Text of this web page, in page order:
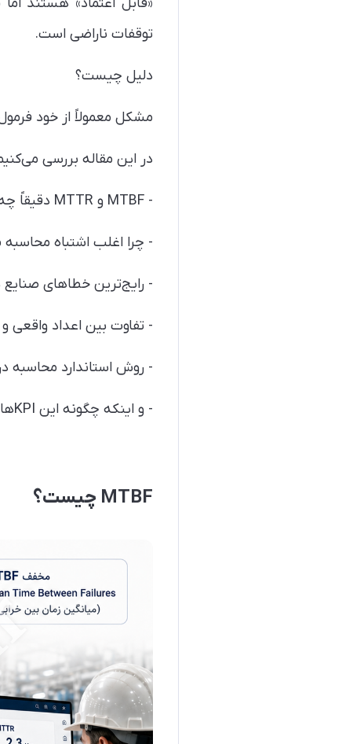
«قابل اعتماد» هستند
توقفات ناراضی است.
دلیل چیست؟
مشکل معمولاً از خود
در این مقاله بررسی
- MTBF و MTTR دقیقاً چه هستند
- چرا اغلب اشتباه
- رایج‌ترین خطاهای
- تفاوت بین اعداد واقعی
- روش استاندارد محاسبه
- و اینکه چگونه این KPIها را به ابزار واقعی بهبود قابلیت اطمینان تبدیل کنیم
MTBF چیست؟